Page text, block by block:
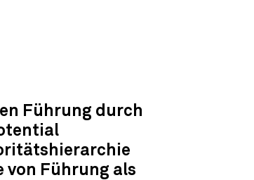
Führung durch
von Führung als